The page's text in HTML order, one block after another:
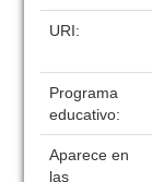
URI:
Programa
educativo:
Aparece en
las